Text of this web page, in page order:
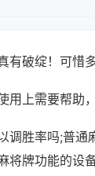
有破绽！可惜
用上需要帮助
调胜率吗;普
将牌功能的设